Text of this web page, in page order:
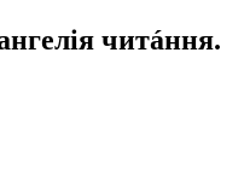
читáння.